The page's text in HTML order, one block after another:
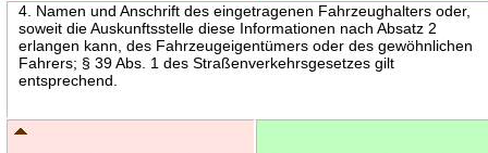
4. Namen und Anschrift des eingetragenen Fahrzeughalters oder,
soweit die Auskunftsstelle diese Informationen nach Absatz 2
erlangen kann, des Fahrzeugeigentümers oder des gewöhnlichen
Fahrers; § 39 Abs. 1 des Straßenverkehrsgesetzes gilt
entsprechend.